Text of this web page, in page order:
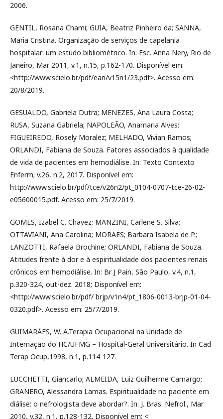
2006.
GENTIL, Rosana Chami; GUIA, Beatriz Pinheiro da; SANNA,
Maria Cristina. Organização de serviços de capelania
hospitalar: um estudo bibliométrico. In: Esc. Anna Nery, Rio de
Janeiro, Mar 2011, v.1, n.15, p.162-170. Disponível em:
<http://www.scielo.br/pdf/ean/v15n1/23.pdf>. Acesso em:
20/8/2019.
GESUALDO, Gabriela Dutra; MENEZES, Ana Laura Costa;
RUSA, Suzana Gabriela; NAPOLEÃO, Anamaria Alves;
FIGUEIREDO, Rosely Moralez; MELHADO, Vivian Ramos;
ORLANDI, Fabiana de Souza. Fatores associados à qualidade
de vida de pacientes em hemodiálise. In: Texto Contexto
Enferm; v.26, n.2, 2017. Disponível em:
http://www.scielo.br/pdf/tce/v26n2/pt_0104-0707-tce-26-02-
e05600015.pdf. Acesso em: 25/7/2019.
GOMES, Izabel C. Chavez; MANZINI, Carlene S. Silva;
OTTAVIANI, Ana Carolina; MORAES; Barbara Isabela de P.;
LANZOTTI, Rafaela Brochine; ORLANDI, Fabiana de Souza.
Atitudes frente à dor e à espiritualidade dos pacientes renais
crônicos em hemodiálise. In: Br J Pain, São Paulo, v.4, n.1,
p.320-324, out-dez. 2018; Disponível em:
<http://www.scielo.br/pdf/ brjp/v1n4/pt_1806-0013-brjp-01-04-
0320.pdf>. Acesso em: 25/7/2019.
GUIMARÃES, W. A.Terapia Ocupacional na Unidade de
Internação do HC/UFMG – Hospital-Geral Universitário. In Cad
Terap Ocup,1998, n.1, p.114-127.
LUCCHETTI, Giancarlo; ALMEIDA, Luiz Guilherme Camargo;
GRANERO, Alessandra Lamas. Espiritualidade no paciente em
diálise: o nefrologista deve abordar?. In: J. Bras. Nefrol., Mar
2010, v.32, n.1, p.128-132. Disponível em: <